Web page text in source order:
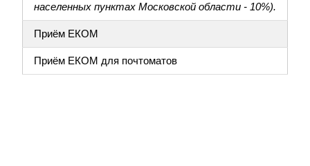
населенных пунктах Московской области - 10%).
Приём ЕКОМ
Приём ЕКОМ для почтоматов